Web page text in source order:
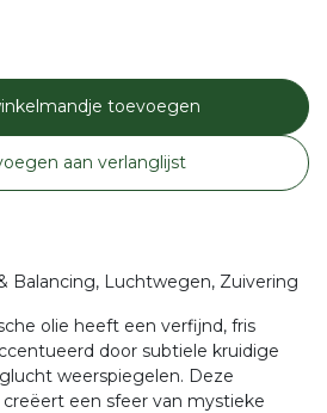
toevoegen
aan verlanglijst
Balancing, Luchtwegen, Zuivering
olie heeft een verfijnd, fris
door subtiele kruidige
weerspiegelen. Deze
een sfeer van mystieke